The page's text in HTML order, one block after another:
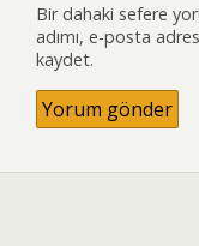
Bir dahaki sefere
adımı, e-posta
kaydet.